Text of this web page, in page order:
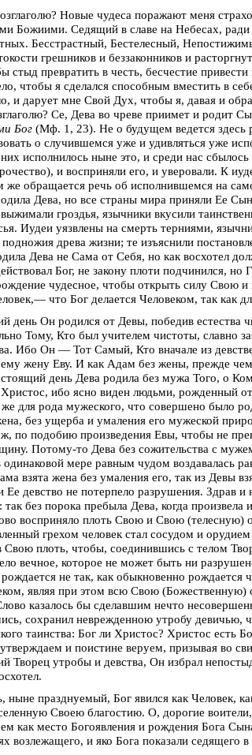
Новые чудеса поражают меня
Божиими. Седящий в славе на Небесах,
Бесстрастный, Бестелесный,
грешников и беззаконников и
стыд превратить в честь, бесчестие
чтобы я сделался способным вместить в
и дарует мне Свой Дух, чтобы я, давая и
Се, Дева во чреве приимет и родит
Бог (Мф. 1, 23). Не о будущем ведется здесь
о случившемся уже и удивляться уже
исполнилось ныне это, и среди нас
и восприняли его, и уверовали. К
же обращается речь об исполнившемся на
Дева, но все страны мира приняли Ее
гроздья, язычники вкусили
Иудеи уязвлены на смерть терниями,
древа жизни; те изъяснили
Дева не Сама от Себя, но как восхотел
Бог, не закону плоти подчинился,
чудесное, чтобы открыть силу Свою и
что Бог делается Человеком, так как
день Он родился от Девы, победив естества
Тому, Кто был учителем чистоты, славно
Ибо Он — Тот Самый, Кто вначале из
жену Еву. И как Адам без жены, прежде
день Дева родила без мужа Того, о
Христос, ибо ясно виден людьми, рожденный
для рода мужеского, что совершено было
без ущерба и умаления его мужеской
по подобию произведения Евы, чтобы не
Потому-то Дева без сожительства с
мере равным чудом воздавалась
взята жена без умаления его, так из Девы
Ее девство не потерпело разрушения. Здрав
без порока пребыла Дева, когда
восприняло плоть Свою и Свою (телесную)
грехом человек стал сосудом и
Свою плоть, чтобы, соединившись с телом
вечное, которое не может быть ни
не так, как обыкновенно рождается
являя при этом всю Свою
казалось бы сделавшим нечто
сохранил неврежденною утробу девичью,
таинства: Бог ли Христос? Христос есть
и поистине веруем, призывая во
Творец утробы и девства, Он избрал
ныне празднуемый, Бог явился как Человек,
Своею благостию. О, дорогие
как место Богоявления и рождения Бога
возлежащего, и яко Бога показали седящего